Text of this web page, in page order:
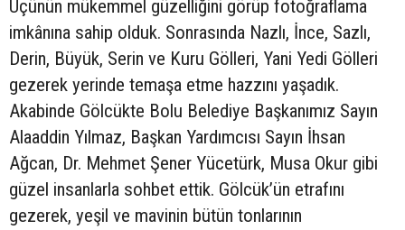
Üçünün mükemmel güzelliğini görüp fotoğraflama
imkânına sahip olduk. Sonrasında Nazlı, İnce, Sazlı,
Derin, Büyük, Serin ve Kuru Gölleri, Yani Yedi Gölleri
gezerek yerinde temaşa etme hazzını yaşadık.
Akabinde Gölcükte Bolu Belediye Başkanımız Sayın
Alaaddin Yılmaz, Başkan Yardımcısı Sayın İhsan
Ağcan, Dr. Mehmet Şener Yücetürk, Musa Okur gibi
güzel insanlarla sohbet ettik. Gölcük’ün etrafını
gezerek, yeşil ve mavinin bütün tonlarının